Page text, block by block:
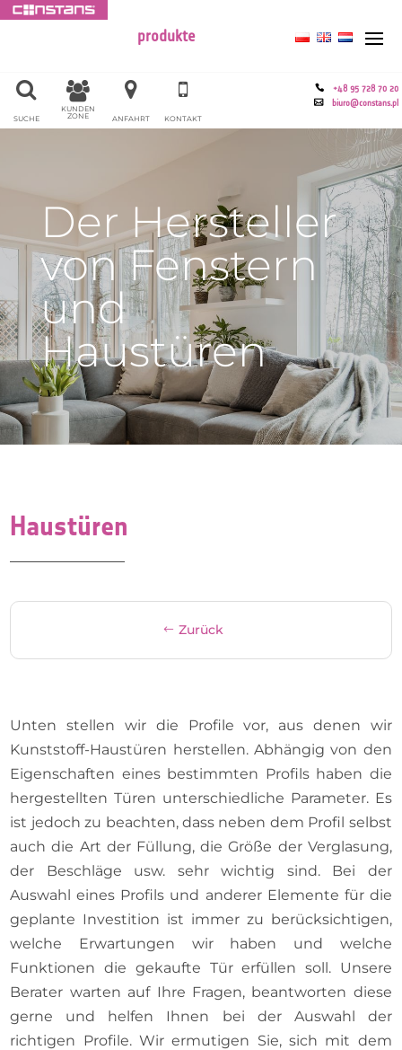
produkte
+48 95 728 70 20
biuro@constans.pl
KONTAKT
ANFAHRT
KUNDEN
ZONE
SUCHE
Der Hersteller
von Fenstern
und
Haustüren
Haustüren
Zurück
Unten stellen wir die Profile vor, aus denen wir
Kunststoff-Haustüren herstellen. Abhängig von den
Eigenschaften eines bestimmten Profils haben die
hergestellten Türen unterschiedliche Parameter. Es
ist jedoch zu beachten, dass neben dem Profil selbst
auch die Art der Füllung, die Größe der Verglasung,
der Beschläge usw. sehr wichtig sind. Bei der
Auswahl eines Profils und anderer Elemente für die
geplante Investition ist immer zu berücksichtigen,
welche Erwartungen wir haben und welche
Funktionen die gekaufte Tür erfüllen soll. Unsere
Berater warten auf Ihre Fragen, beantworten diese
gerne und helfen Ihnen bei der Auswahl der
richtigen Profile. Wir ermutigen Sie, sich mit dem